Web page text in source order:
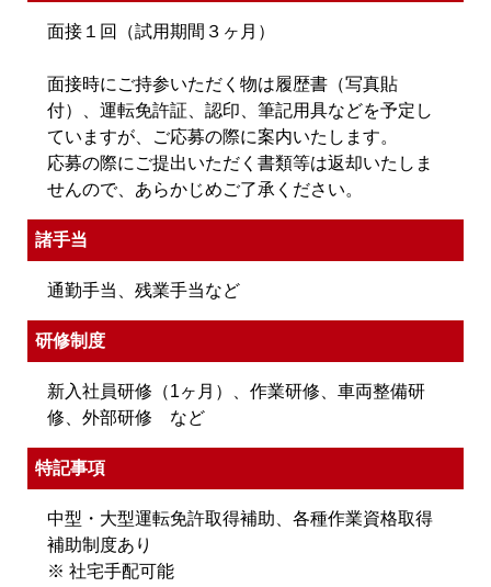
面接１回（試用期間３ヶ月）
面接時にご持参いただく物は履歴書（写真貼
付）、運転免許証、認印、筆記用具などを予定し
ていますが、ご応募の際に案内いたします。
応募の際にご提出いただく書類等は返却いたしま
せんので、あらかじめご了承ください。
諸手当
通勤手当、残業手当など
研修制度
新入社員研修（1ヶ月）、作業研修、車両整備研
修、外部研修 など
特記事項
中型・大型運転免許取得補助、各種作業資格取得
補助制度あり
※ 社宅手配可能